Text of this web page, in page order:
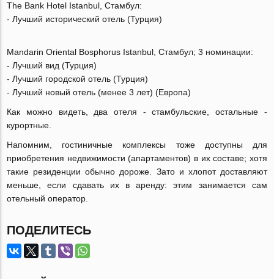
The Bank Hotel Istanbul, Стамбул:
- Лучший исторический отель (Турция)
Mandarin Oriental Bosphorus Istanbul, Стамбул; 3 номинации:
- Лучший вид (Турция)
- Лучший городской отель (Турция)
- Лучший новый отель (менее 3 лет) (Европа)
Как можно видеть, два отеля - стамбульские, остальные -
курортные.
Напомним, гостиничные комплексы тоже доступны для
приобретения недвижимости (апартаментов) в их составе; хотя
такие резиденции обычно дороже. Зато и хлопот доставляют
меньше, если сдавать их в аренду: этим занимается сам
отельный оператор.
ПОДЕЛИТЕСЬ